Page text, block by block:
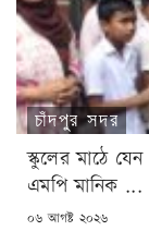
চাঁদপুর সদর
স্কুলের মাঠে
এমপি মানিক ...
POSTED
০৬ আগষ্ট ২০২৬